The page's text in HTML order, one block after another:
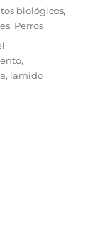
biológicos,
, Perros
,
, lamido